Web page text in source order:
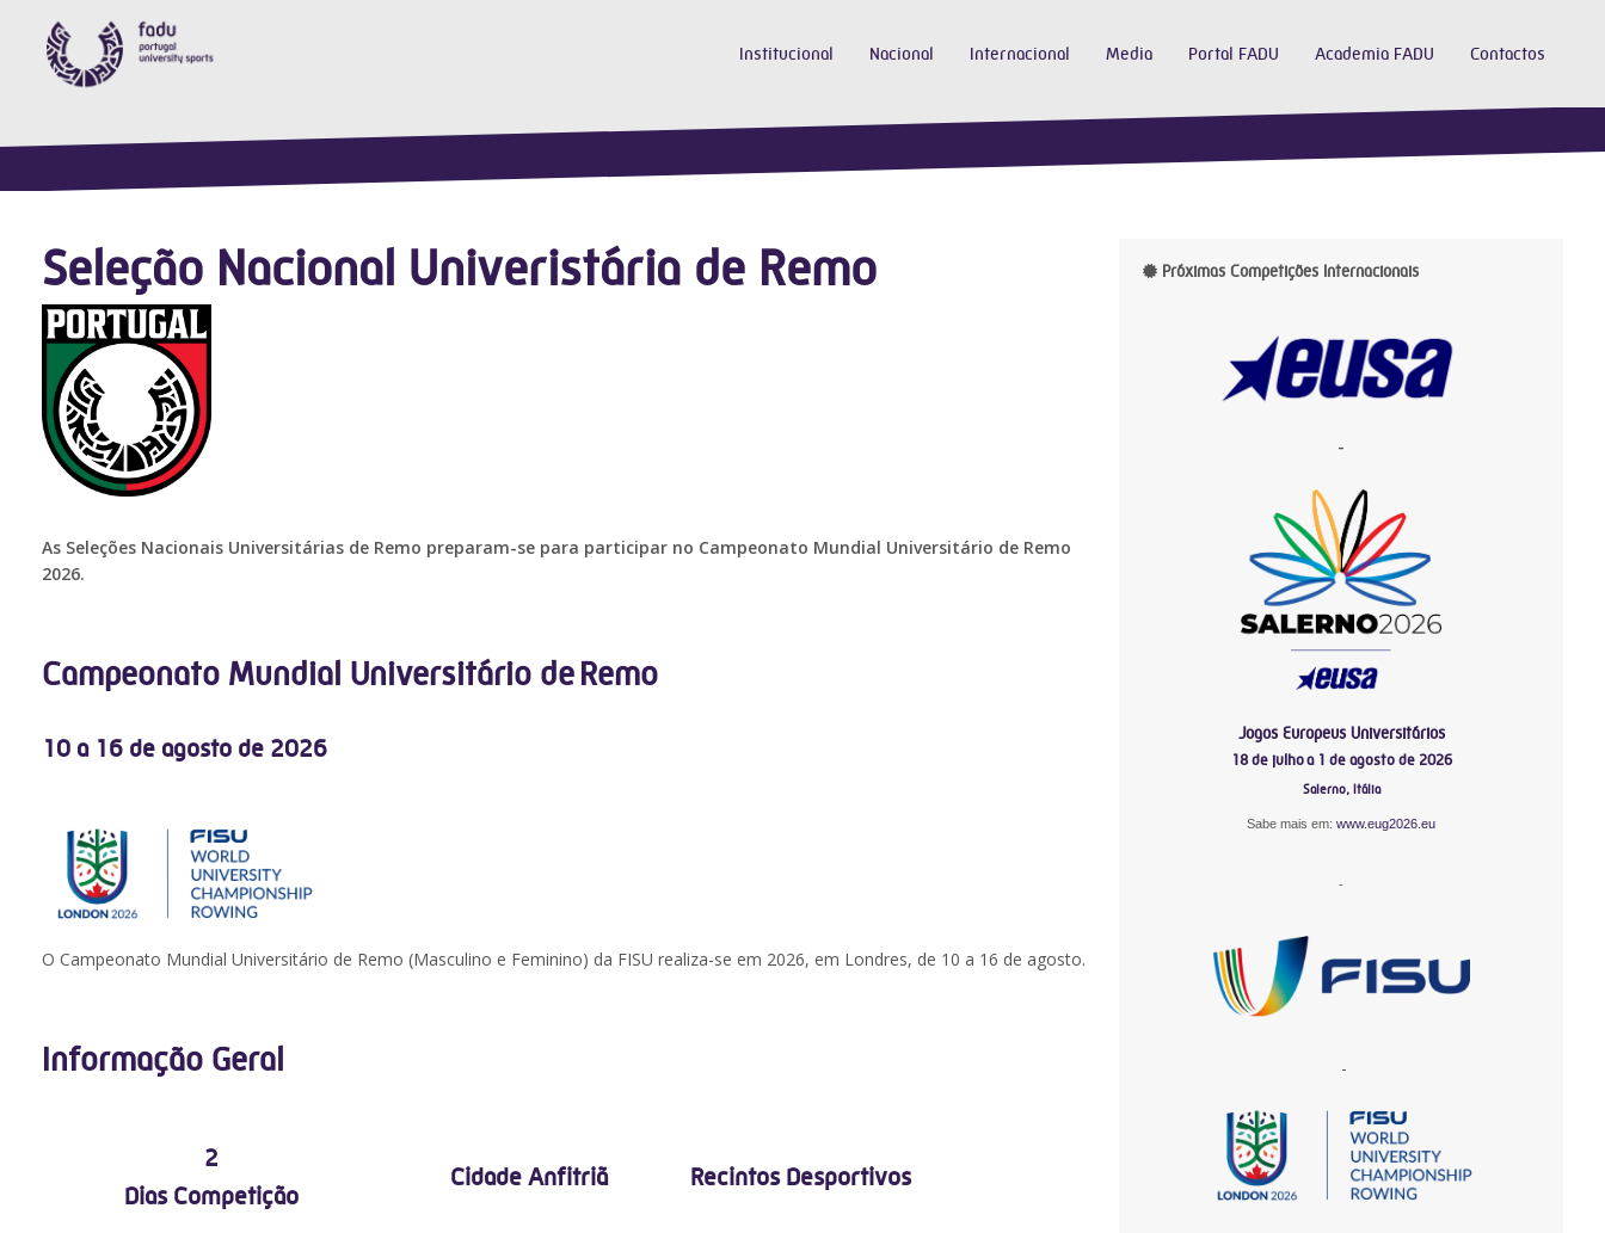
Institucional Nacional Internacional Media Portal FADU Academia FADU Contactos
Seleção Nacional Univeristária de Remo
As Seleções Nacionais Universitárias de Remo preparam-se para participar no Campeonato Mundial Universitário de Remo
2026.
Campeonato Mundial Universitário de Remo
10 a 16 de agosto de 2026
O Campeonato Mundial Universitário de Remo (Masculino e Feminino) da FISU realiza-se em 2026, em Londres, de 10 a 16 de agosto.
Informação Geral
2
Dias Competição
Cidade Anfitriã Recintos Desportivos
Próximas Competições Internacionais
-
Jogos Europeus Universitários
18 de julho a 1 de agosto de 2026
Salerno, Itália
Sabe mais em:www.eug2026.eu
-
-